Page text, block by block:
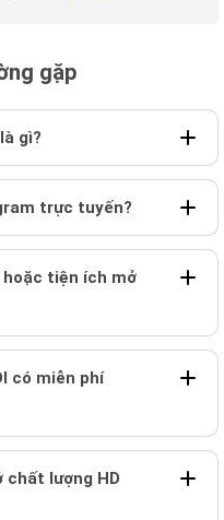
gặp
gì?
trực tuyến?
tiện ích mở
có miễn phí
chất lượng HD